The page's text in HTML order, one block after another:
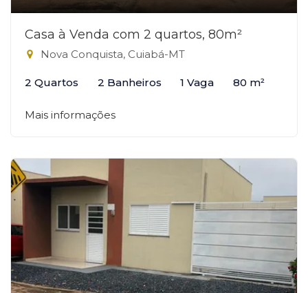
Casa à Venda com 2 quartos, 80m²
Nova Conquista, Cuiabá-MT
2 Quartos 2 Banheiros 1 Vaga 80 m²
Mais informações